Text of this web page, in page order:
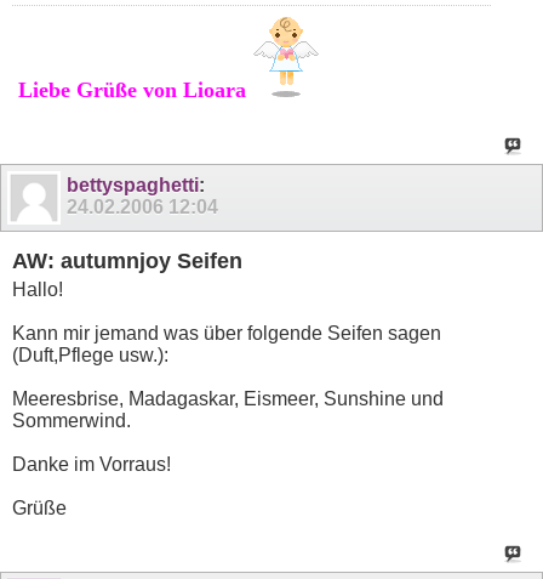
Liebe Grüße von Lioara
bettyspaghetti:
24.02.2006 12:04
AW: autumnjoy Seifen
Hallo!
Kann mir jemand was über folgende Seifen sagen
(Duft,Pflege usw.):
Meeresbrise, Madagaskar, Eismeer, Sunshine und
Sommerwind.
Danke im Vorraus!
Grüße